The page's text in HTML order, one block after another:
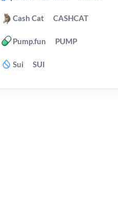
Cash Cat CASHCAT
Pump.fun PUMP
Sui SUI